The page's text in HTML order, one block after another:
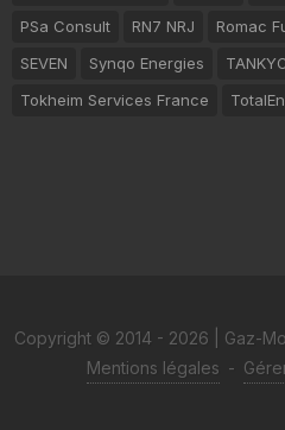
PSa Consult
RN7 NRJ Romac
SEVEN
Synqo Energies
Tokheim Services France
Copyright © 2014 - 2026 | Gaz-
Mentions légales -